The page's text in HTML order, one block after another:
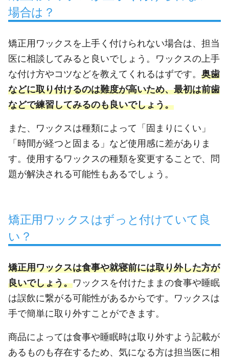
場合は？
矯正用ワックスを上手く付けられない場合は、担当
医に相談してみると良いでしょう。ワックスの上手
な付け方やコツなどを教えてくれるはずです。 奥歯
などに取り付けるのは難度が高いため、最初は前歯
などで練習してみるのも良いでしょう。
また、ワックスは種類によって「固まりにくい」
「時間が経つと固まる」など使用感に差がありま
す。使用するワックスの種類を変更することで、問
題が解決される可能性もあるでしょう。
矯正用ワックスはずっと付けていて良
い？
矯正用ワックスは食事や就寝前には取り外した方が
良いでしょう。ワックスを付けたままの食事や睡眠
は誤飲に繋がる可能性があるからです。ワックスは
手で簡単に取り外すことができます。
商品によっては食事や睡眠時は取り外すよう記載が
あるものも存在するため、気になる方は担当医に相